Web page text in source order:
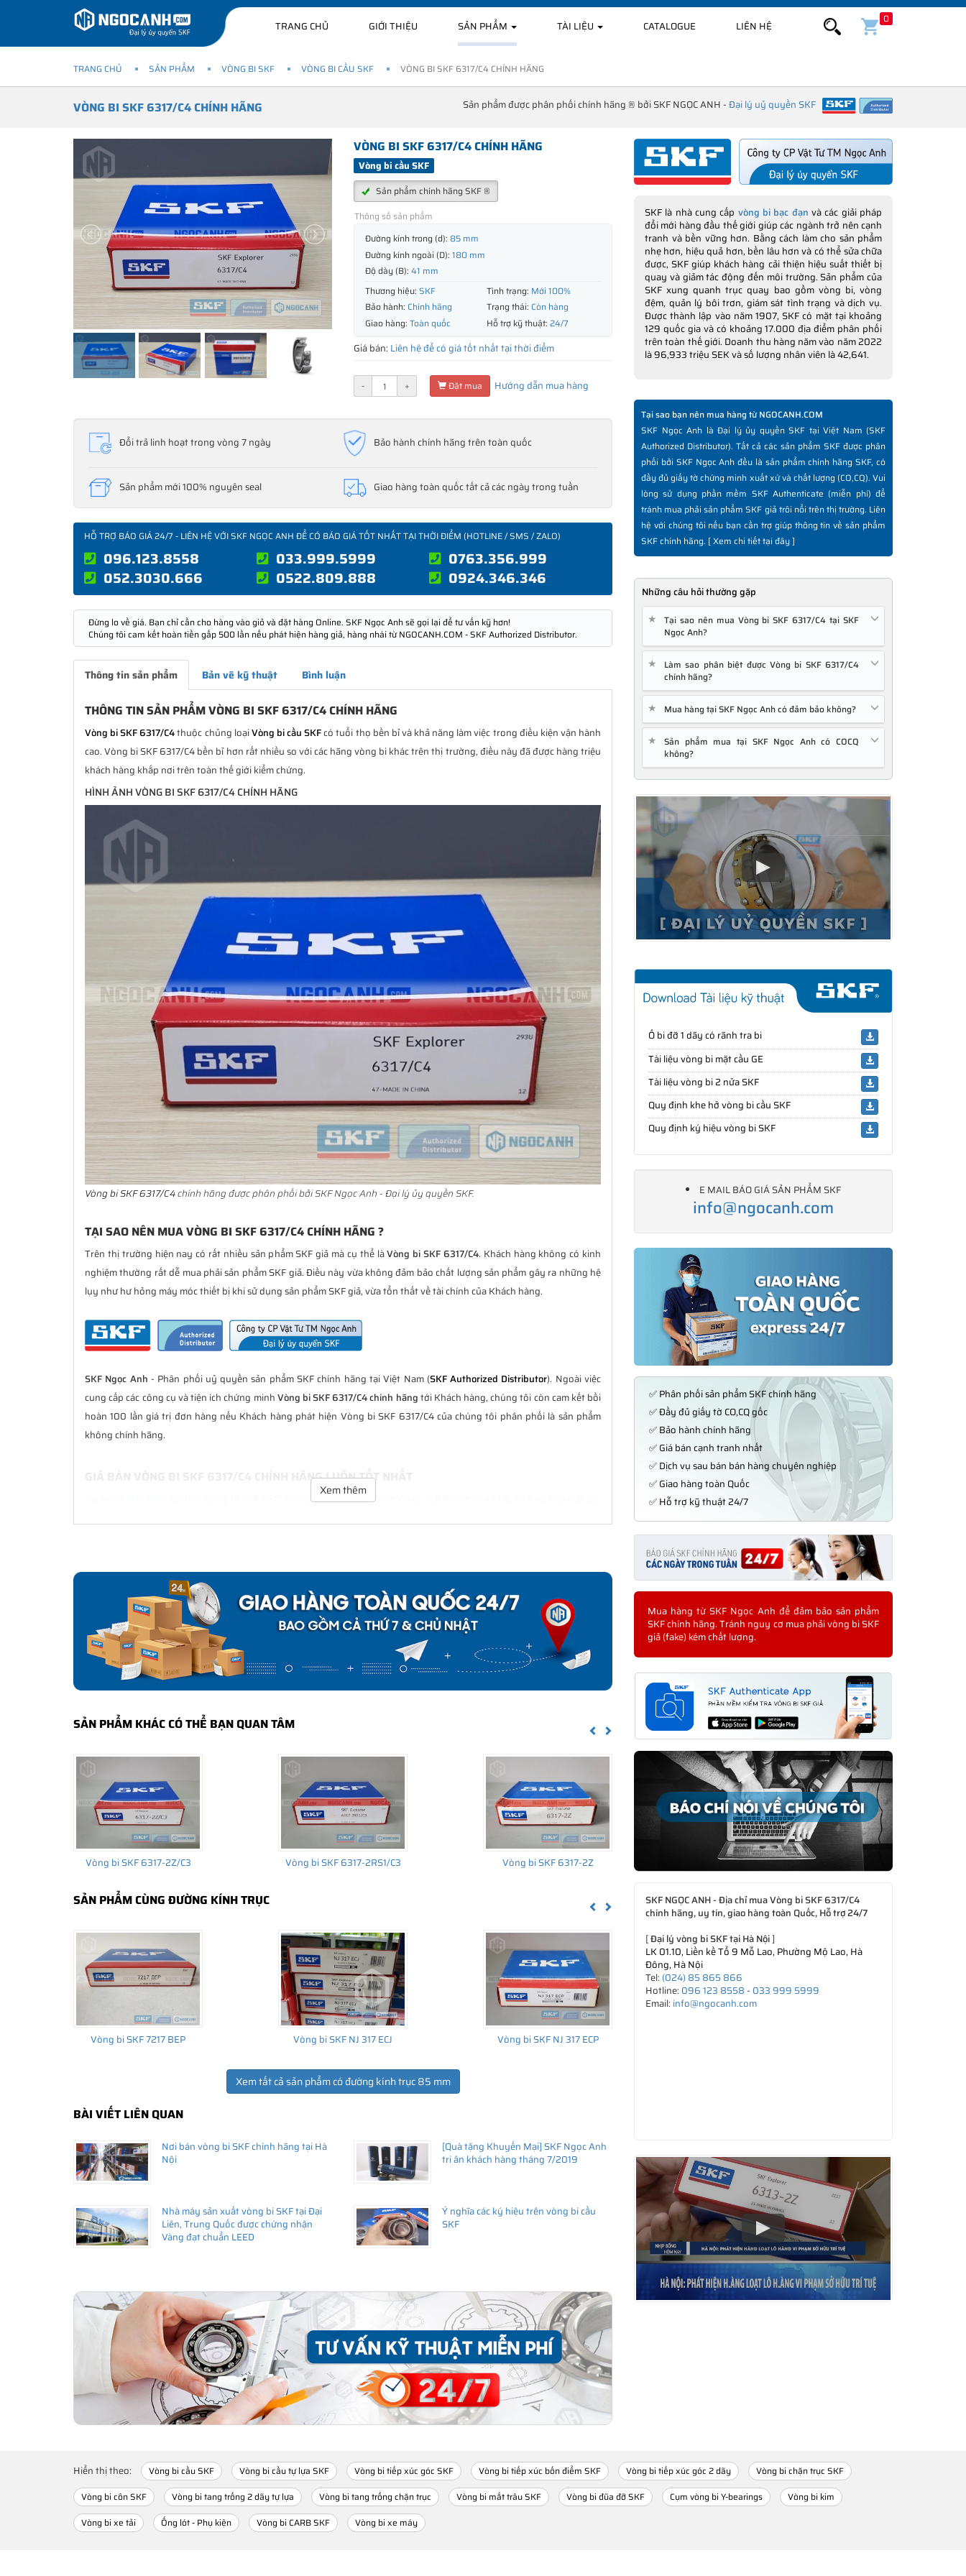
TRANG CHỦ GIỚI THIỆU SẢN PHẨM TÀI LIỆU CATALOGUE LIÊN HỆ
0
TRANG CHỦ SẢN PHẨM VÒNG BI SKF VÒNG BI CẦU SKF VÒNG BI SKF 6317/C4 CHÍNH HÃNG
VÒNG BI SKF 6317/C4 CHÍNH HÃNG Sản phẩm được phân phối chính hãng ® bởi SKF NGỌC ANH -Đại lý uỷ quyền SKF
VÒNG BI SKF 6317/C4 CHÍNH HÃNG
Vòng bi cầu SKF
Sản phẩm chính hãng SKF ®
Thông số sản phẩm
Đường kính trong (d): 85 mm
Đường kính ngoài (D): 180 mm
Độ dày (B): 41 mm
Thương hiệu: SKF Tình trạng: Mới 100%
Bảo hành: Chính hãng Trạng thái: Còn hàng
Giao hàng: Toàn quốc Hỗ trợ kỹ thuật: 24/7
Giá bán: Liên hệ để có giá tốt nhất tại thời điểm
- + Đặt mua Hướng dẫn mua hàng
Đổi trả linh hoạt trong vòng 7 ngày Bảo hành chính hãng trên toàn quốc
Sản phẩm mới 100% nguyên seal Giao hàng toàn quốc tất cả các ngày trong tuần
HỖ TRỢ BÁO GIÁ 24/7 - LIÊN HỆ VỚI SKF NGỌC ANH ĐỂ CÓ BÁO GIÁ TỐT NHẤT TẠI THỜI ĐIỂM (HOTLINE / SMS / ZALO)
096.123.8558 033.999.5999
0763.356.999
052.3030.666
0522.809.888 0924.346.346
Đừng lo về giá. Bạn chỉ cần cho hàng vào giỏ và đặt hàng Online. SKF Ngọc Anh sẽ gọi lại để tư vấn kỹ hơn!
Chúng tôi cam kết hoàn tiền gấp 500 lần nếu phát hiện hàng giả, hàng nhái từ NGOCANH.COM - SKF Authorized Distributor.
Thông tin sản phẩm Bản vẽ kỹ thuật Bình luận
THÔNG TIN SẢN PHẨM VÒNG BI SKF 6317/C4 CHÍNH HÃNG
Vòng bi SKF 6317/C4thuộc chủng loạiVòng bi cầu SKFcó tuổi thọ bền bỉ và khả năng làm việc trong điều kiện vận hành
cao. Vòng bi SKF 6317/C4 bền bỉ hơn rất nhiều so với các hãng vòng bi khác trên thị trường, điều này đã được hàng triệu
khách hàng khắp nơi trên toàn thế giới kiểm chứng.
HÌNH ẢNH VÒNG BI SKF 6317/C4 CHÍNH HÃNG
Vòng bi SKF 6317/C4chính hãng được phân phối bởi SKF Ngọc Anh - Đại lý ủy quyền SKF.
TẠI SAO NÊN MUA VÒNG BI SKF 6317/C4 CHÍNH HÃNG ?
Trên thị trường hiện nay có rất nhiều sản phẩm SKF giả mà cụ thể làVòng bi SKF 6317/C4. Khách hàng không có kinh
nghiệm thường rất dễ mua phải sản phẩm SKF giả. Điều này vừa không đảm bảo chất lượng sản phẩm gây ra những hệ
lụy như hư hỏng máy móc thiết bị khi sử dụng sản phẩm SKF giả, vừa tổn thất về tài chính của Khách hàng.
SKF Ngọc Anh - Phân phối uỷ quyền sản phẩm SKF chính hãng tại Việt Nam (SKF Authorized Distributor). Ngoài việc
cung cấp các công cụ và tiện ích chứng minhVòng bi SKF 6317/C4 chính hãngtới Khách hàng, chúng tôi còn cam kết bồi
hoàn 100 lần giá trị đơn hàng nếu Khách hàng phát hiện Vòng bi SKF 6317/C4 của chúng tôi phân phối là sản phẩm
không chính hãng.
GIÁ BÁN VÒNG BI SKF 6317/C4 CHÍNH HÃNG LUÔN TỐT NHẤT
giá bán Vòng bi SKF 6317/C4 luôn là tốt nhất với nhiều ưu đãi kèm theo và các dịch vụ hẫu mãi sau
CHẾ ĐỘ BẢO HÀNH VÒNG BI SKF 6317/C4 CHÍNH HÃNG
Tất cả các sản phẩm SKF chính hãng doSKF Ngọc Anhphân phối đều được bảo hành chính hãng theo đúng tiêu chuẩn
bảo hành của nhà sản xuất.
CÁCH NHẬN BIẾT VÀ PHÂN BIỆT VÒNG BI SKF 6317/C4 CHÍNH HÃNG
Mua hàng tại các đại lý ủy quyền của SKF để yên tâm về nguồn gốc của sản phẩm. Ngoài ra bạn cũng có thể tự kiểm tra
✅ Những cách phân biệt vòng bi SKF giả bằng mắt thường
✅Cảnh báo của chuyên gia SKF về vòng bi SKF giả
•Vòng bi SKF chính hãng, Những lưu ý cơ bản trước khi mua hàng
•Xuất xứ vòng bi SKF chính hãng ở đâu?
•
Xem thêm
SẢN PHẨM KHÁC CÓ THỂ BẠN QUAN TÂM Previous
Vòng bi SKF 6317-2Z/C3 Vòng bi SKF 6317-2RS1/C3 Vòng bi SKF 6317-2Z
SẢN PHẨM CÙNG ĐƯỜNG KÍNH TRỤC Previous
Vòng bi SKF 7217 BEP Vòng bi SKF NJ 317 ECJ Vòng bi SKF NJ 317 ECP
Xem tất cả sản phẩm có đường kính trục 85 mm
BÀI VIẾT LIÊN QUAN
Nơi bán vòng bi SKF chính hãng tại Hà
Nội
[Quà tặng Khuyến Mại] SKF Ngọc Anh
tri ân khách hàng tháng 7/2019
Nhà máy sản xuất vòng bi SKF tại Đại
Liên, Trung Quốc được chứng nhận
Vàng đạt chuẩn LEED
Ý nghĩa các ký hiệu trên vòng bi cầu
SKF
SKF là nhà cung cấp vòng bi bạc đạn và các giải pháp
đổi mới hàng đầu thế giới giúp các ngành trở nên cạnh
tranh và bền vững hơn. Bằng cách làm cho sản phẩm
nhẹ hơn, hiệu quả hơn, bền lâu hơn và có thể sửa chữa
được, SKF giúp khách hàng cải thiện hiệu suất thiết bị
quay và giảm tác động đến môi trường. Sản phẩm của
SKF xung quanh trục quay bao gồm vòng bi, vòng
đệm, quản lý bôi trơn, giám sát tình trạng và dịch vụ.
Được thành lập vào năm 1907, SKF có mặt tại khoảng
129 quốc gia và có khoảng 17.000 địa điểm phân phối
trên toàn thế giới. Doanh thu hàng năm vào năm 2022
là 96,933 triệu SEK và số lượng nhân viên là 42,641.
Tại sao bạn nên mua hàng từ NGOCANH.COM
SKF Ngọc Anh là Đại lý ủy quyền SKF tại Việt Nam (SKF
Authorized Distributor). Tất cả các sản phẩm SKF được phân
phối bởi SKF Ngọc Anh đều là sản phẩm chính hãng SKF, có
đầy đủ giấy tờ chứng minh xuất xứ và chất lượng (CO,CQ). Vui
lòng sử dụng phần mềm SKF Authenticate (miễn phí) để
tránh mua phải sản phẩm SKF giả trôi nổi trên thị trường. Liên
hệ với chúng tôi nếu bạn cần trợ giúp thông tin về sản phẩm
SKF chính hãng. [Xem chi tiết tại đây]
Những câu hỏi thường gặp
★
Tại sao nên mua Vòng bi SKF 6317/C4 tại SKF
Ngọc Anh?
★
Làm sao phân biệt được Vòng bi SKF 6317/C4
chính hãng?
★ Mua hàng tại SKF Ngọc Anh có đảm bảo không?
★
Sản phẩm mua tại SKF Ngọc Anh có COCQ
không?
Ổ bi đỡ 1 dãy có rãnh tra bi
Tài liệu vòng bi mặt cầu GE
Tài liệu vòng bi 2 nửa SKF
Quy định khe hở vòng bi cầu SKF
Quy định ký hiệu vòng bi SKF
E MAIL BÁO GIÁ SẢN PHẨM SKF
info@ngocanh.com
✅ Phân phối sản phẩm SKF chính hãng
✅ Đầy đủ giấy tờ CO,CQ gốc
✅ Bảo hành chính hãng
✅ Giá bán cạnh tranh nhất
✅ Dịch vụ sau bán bán hàng chuyên nghiệp
✅ Giao hàng toàn Quốc
✅ Hỗ trợ kỹ thuật 24/7
Mua hàng từ SKF Ngọc Anh để đảm bảo sản phẩm
SKF chính hãng. Tránh nguy cơ mua phải vòng bi SKF
giả (fake) kém chất lượng.
SKF NGỌC ANH - Địa chỉ mua Vòng bi SKF 6317/C4
chính hãng, uy tín, giao hàng toàn Quốc, Hỗ trợ 24/7
[Đại lý vòng bi SKF tại Hà Nội]
LK 01.10, Liền kề Tổ 9 Mỗ Lao, Phường Mộ Lao, Hà
Đông, Hà Nội
Tel: (024) 85 865 866
Hotline: 096 123 8558- 033 999 5999
Email: info@ngocanh.com
Hiển thị theo: Vòng bi cầu SKF Vòng bi cầu tự lựa SKF Vòng bi tiếp xúc góc SKF Vòng bi tiếp xúc bốn điểm SKF Vòng bi tiếp xúc góc 2 dãy
Vòng bi chặn trục SKF
Vòng bi côn SKF
Vòng bi tang trống 2 dãy tự lựa Vòng bi tang trống chặn trục Vòng bi mắt trâu SKF Vòng bi đũa đỡ SKF Cụm vòng bi Y-bearings
Vòng bi kim
Vòng bi xe tải
Ống lót - Phụ kiện Vòng bi CARB SKF Vòng bi xe máy